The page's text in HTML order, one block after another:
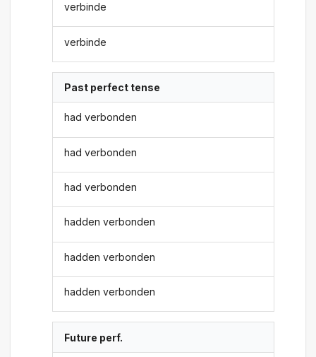
verbinde
verbinde
Past perfect tense
had verbonden
had verbonden
had verbonden
hadden verbonden
hadden verbonden
hadden verbonden
Future perf.